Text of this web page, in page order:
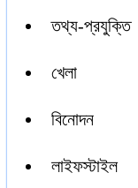
তথ্য-প্রযুক্তি
খেলা
বিনোদন
লাইফস্টাইল